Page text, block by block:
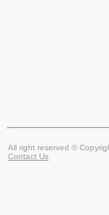
All right reserved ©
Contact Us